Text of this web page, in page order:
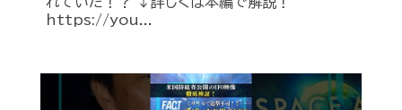
https://you...